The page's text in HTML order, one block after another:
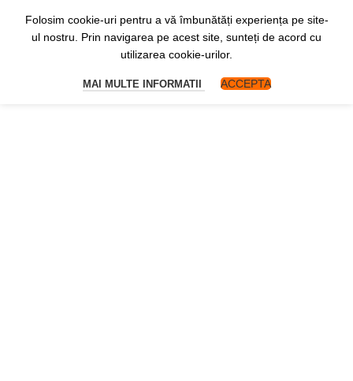
Folosim cookie-uri pentru a vă îmbunătăți experiența pe site-
ul nostru. Prin navigarea pe acest site, sunteți de acord cu
utilizarea cookie-urilor.
MAI MULTE INFORMATII ACCEPTA